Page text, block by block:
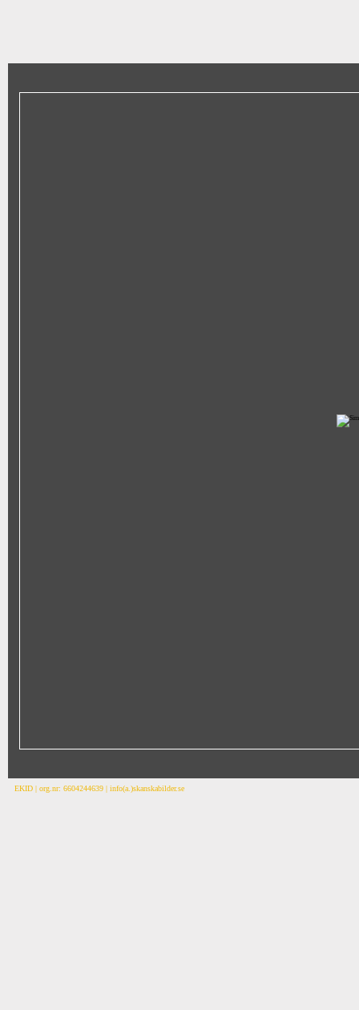
EKID | org.nr: 6604244639 | info(a.)skanskabilder.se